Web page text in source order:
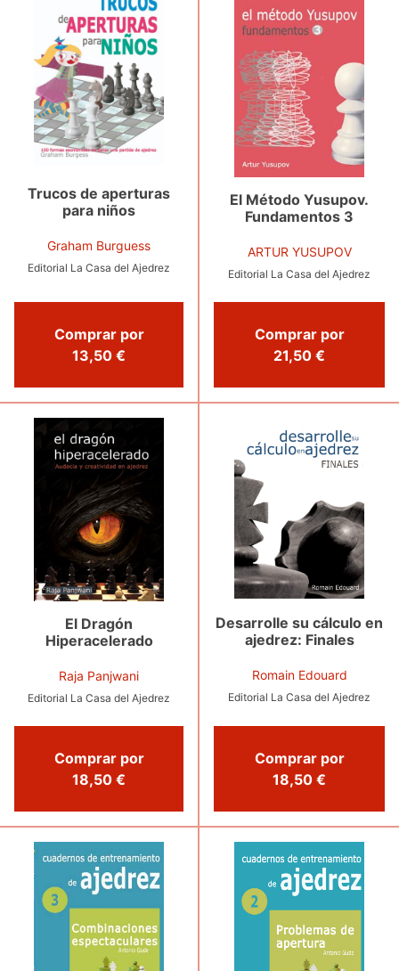
Trucos de aperturas
para niños
Graham Burguess
Editorial La Casa del Ajedrez
Comprar por
13,50 €
El Método Yusupov.
Fundamentos 3
ARTUR YUSUPOV
Editorial La Casa del Ajedrez
Comprar por
21,50 €
El Dragón
Hiperacelerado
Raja Panjwani
Editorial La Casa del Ajedrez
Comprar por
18,50 €
Desarrolle su cálculo en
ajedrez: Finales
Romain Edouard
Editorial La Casa del Ajedrez
Comprar por
18,50 €